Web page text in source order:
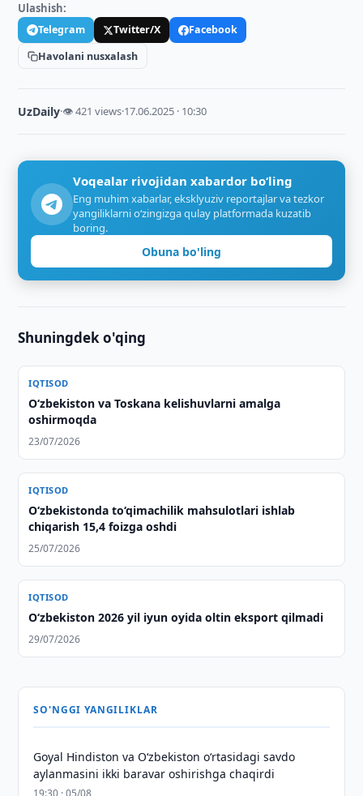
Ulashish:
Telegram Twitter/X
Facebook
Havolani nusxalash
UzDaily·👁 421 views·17.06.2025 · 10:30
Voqealar rivojidan xabardor bo‘ling
Eng muhim xabarlar, eksklyuziv reportajlar va tezkor
yangiliklarni o‘zingizga qulay platformada kuzatib
boring.
Obuna bo'ling
Shuningdek o'qing
IQTISOD
O‘zbekiston va Toskana kelishuvlarni amalga
oshirmoqda
23/07/2026
IQTISOD
O‘zbekistonda to‘qimachilik mahsulotlari ishlab
chiqarish 15,4 foizga oshdi
25/07/2026
IQTISOD
O‘zbekiston 2026 yil iyun oyida oltin eksport qilmadi
29/07/2026
SO'NGGI YANGILIKLAR
Goyal Hindiston va Oʻzbekiston oʻrtasidagi savdo
aylanmasini ikki baravar oshirishga chaqirdi
19:30 · 05/08